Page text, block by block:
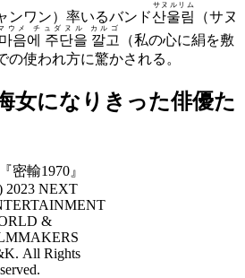
ンワン）率いるバンド산울림
サヌルリム
（サヌ
음에 주단을 깔고
ウメ チュダヌル カルゴ
（私の心に絹を敷
使われ方に驚かされる。
女になりきった俳優た
2023 NEXT
&
All Rights